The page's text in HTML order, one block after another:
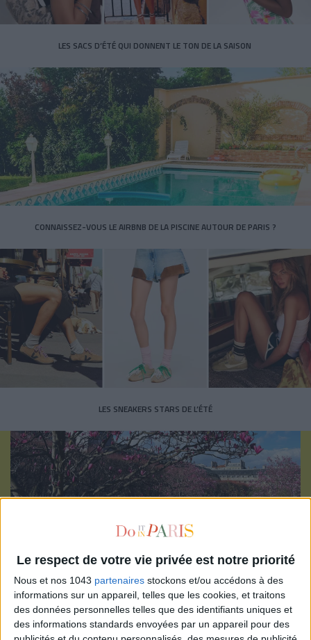
Le respect de votre vie privée est notre priorité
Nous et nos 1043 partenaires stockons et/ou accédons à des
informations sur un appareil, telles que les cookies, et traitons
des données personnelles telles que des identifiants uniques et
des informations standards envoyées par un appareil pour des
LES SACS D’ÉTÉ QUI DONNENT LE TON DE LA SAISON
CONNAISSEZ-VOUS LE AIRBNB DE LA PISCINE AUTOUR DE PARIS ?
LES SNEAKERS STARS DE L’ÉTÉ
Inscrivez-vous à notre newsletter
S'INSCRIRE